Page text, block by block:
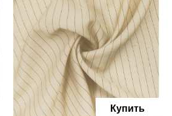
Купить